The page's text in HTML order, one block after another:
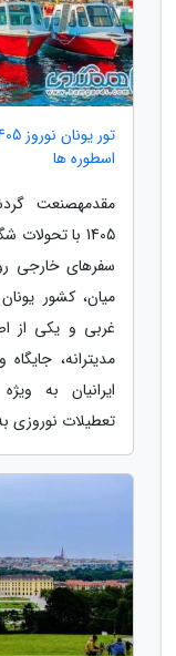
اسطوره ها
مقدمهصنعت
1405 با
سفرهای خارجی
میان، کشور
غربی و یکی از
مدیترانه،
ایرانیان به
تعطیلات نوروزی